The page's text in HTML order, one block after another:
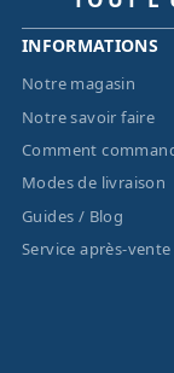
INFORMATIONS
Notre magasin
Notre savoir faire
Comment
Modes de livraison
Guides / Blog
Service après-vente